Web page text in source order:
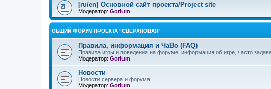
[ru/en] Основной сайт проекта/Project site
Модератор: Gorlum
ОБЩИЙ ФОРУМ ПРОЕКТА "СВЕРХНОВАЯ"
Правила, информация и ЧаВо (FAQ)
Правила игры и поведения на форуме, информация об игре, часто
Модератор: Gorlum
Новости
Новости сервера и форума
Модератор: Gorlum